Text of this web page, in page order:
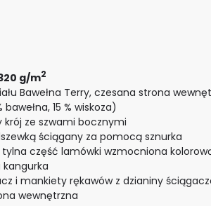
g/m2
Bawełna Terry, czesana strona
15 % wiskoza)
krój ze szwami bocznymi
ściągany za pomocą sznurka
część lamówki wzmocniona
i mankiety rękawów z dzianiny
wewnętrzna